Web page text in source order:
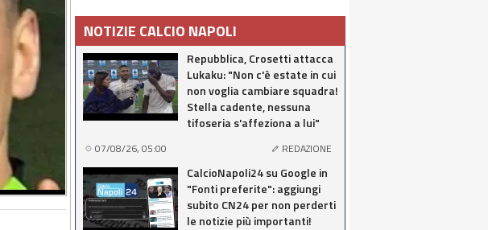
NOTIZIE CALCIO NAPOLI
Repubblica, Crosetti attacca
Lukaku: "Non c'è estate in cui
non voglia cambiare squadra!
Stella cadente, nessuna
tifoseria s'affeziona a lui"
07/08/26, 05:00 REDAZIONE
CalcioNapoli24 su Google in
"Fonti preferite": aggiungi
subito CN24 per non perderti
le notizie più importanti!